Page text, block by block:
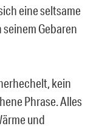
eine seltsame
Gebaren
kein
Phrase. Alles
und